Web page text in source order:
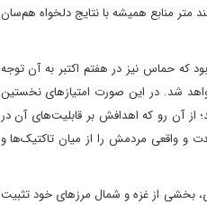
متر منابع همیشه با نتایج دلخواه هم‌سان
که حماس نیز در هفتم اکتبر به آن توجه
شد. در این صورت امتیازهای نخستین
از آن رو که اهدافش بر قابلیت‌های آن در
و واقعی مردمش را از میان تاکتیک‌ها و
بخشی از غزه و شمال مرزهای خود تثبیت